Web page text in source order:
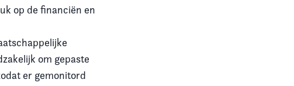
op de financiën en
om gepaste
er gemonitord